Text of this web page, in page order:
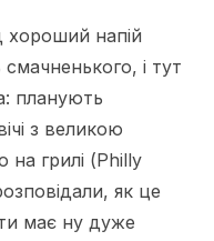
напій
і тут
планують
з великою
на грилі (Philly
як це
має ну дуже